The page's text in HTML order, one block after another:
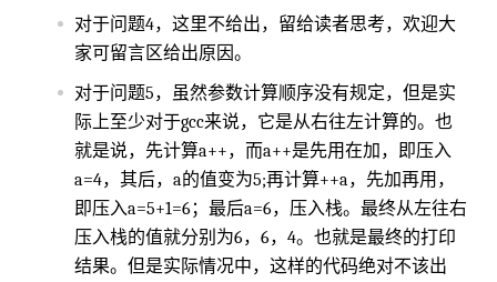
对于问题4，这里不给出，留给读者思考，欢迎大
家可留言区给出原因。
对于问题5，虽然参数计算顺序没有规定，但是实
际上至少对于gcc来说，它是从右往左计算的。也
就是说，先计算a++，而a++是先用在加，即压入
a=4，其后，a的值变为5;再计算++a，先加再用，
即压入a=5+1=6；最后a=6，压入栈。最终从左往右
压入栈的值就分别为6，6，4。也就是最终的打印
结果。但是实际情况中，这样的代码绝对不该出